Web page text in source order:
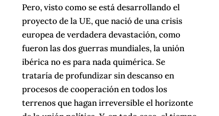
Pero, visto como se está desarrollando el
proyecto de la UE, que nació de una crisis
europea de verdadera devastación, como
fueron las dos guerras mundiales, la unión
ibérica no es para nada quimérica. Se
trataría de profundizar sin descanso en
procesos de cooperación en todos los
terrenos que hagan irreversible el horizonte